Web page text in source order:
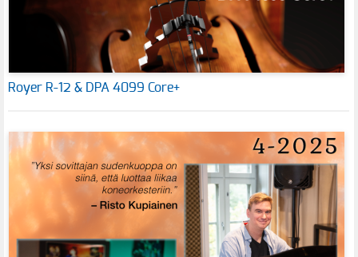
Royer R-12 & DPA 4099 Core+